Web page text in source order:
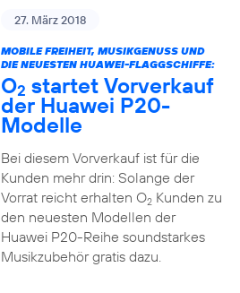
27. März 2018
MOBILE FREIHEIT, MUSIKGENUSS UND
DIE NEUESTEN HUAWEI-FLAGGSCHIFFE:
O2 startet Vorverkauf
der Huawei P20-
Modelle
Bei diesem Vorverkauf ist für die
Kunden mehr drin: Solange der
Vorrat reicht erhalten O2Kunden zu
den neuesten Modellen der
Huawei P20-Reihe soundstarkes
Musikzubehör gratis dazu.